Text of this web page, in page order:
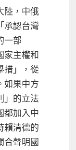
陸，中俄
承認台灣
一部
家主權和
措」，從
如果中方
」的立法
都加入中
賴清德的
合聲明國